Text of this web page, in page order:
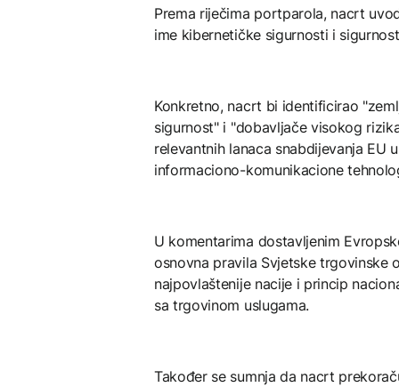
Prema riječima portparola, nacrt
ime kibernetičke sigurnosti i
Konkretno, nacrt bi identificirao
sigurnost" i "dobavljače visokog
relevantnih lanaca snabdijevanja EU
informaciono-komunikacione
U komentarima dostavljenim
osnovna pravila Svjetske trgovinske
najpovlaštenije nacije i princip
sa trgovinom uslugama.
Također se sumnja da nacrt